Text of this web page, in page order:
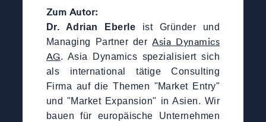
Zum Autor:
Dr. Adrian Eberle ist Gründer und
Managing Partner derAsia Dynamics
AG. Asia Dynamics spezialisiert sich
als international tätige Consulting
Firma auf die Themen "Market Entry"
und "Market Expansion" in Asien. Wir
bauen für europäische Unternehmen